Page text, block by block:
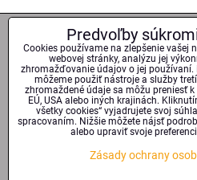
17 rokov na trhu
Odborné poradenstvo
Kvalitné technológie
Predvoľby
Cookies používame na zlepšenie vašej
webovej stránky, analýzu jej
zhromažďovanie údajov o jej používaní.
môžeme použiť nástroje a služby
zhromaždené údaje sa môžu preniesť
EÚ, USA alebo iných krajinách.
všetky cookies“ vyjadrujete svoj
spracovaním. Nižšie môžete nájsť
alebo upraviť svoje
Zásady ochrany